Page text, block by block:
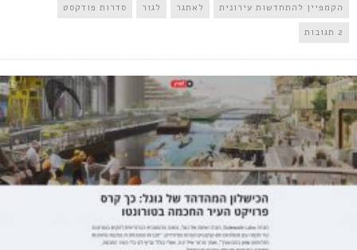
הקמפיין להתחדשות עירונית לאתגר לגור סדרות פודקסט
2 תגובות